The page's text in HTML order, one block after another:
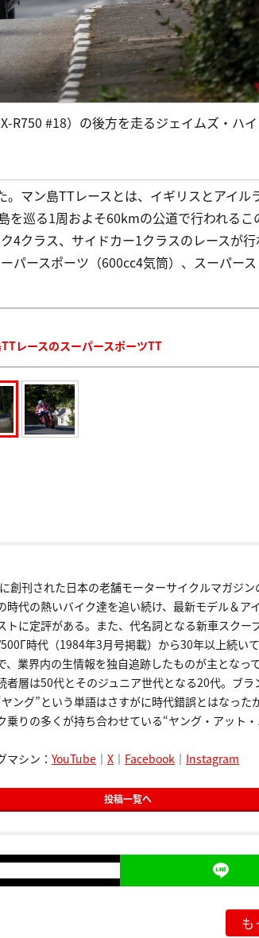
R750 #18）の後方を走るジェイムズ・ハ
マン島TTレースとは、イギリスとアイル
を巡る1周およそ60kmの公道で行われるこ
4クラス、サイドカー1クラスのレースが行
パースポーツ（600cc4気筒）、スーパー
レースのスーパースポーツTT
創刊された日本の老舗モーターサイクルマガジン
時代の熱いバイク達を追い続け、最新モデル＆ア
トに定評がある。また、代名詞となる新車スクー
時代（1984年3月号掲載）から30年以上続い
、業界内の生情報を独自追跡したものが主となって
者層は50代とそのジュニア世代となる20代。ブラ
ヤング”という単語はさすがに時代錯誤とはなった
乗りの多くが持ち合わせている“ヤング・アット
シン： YouTube｜ X｜ Facebook ｜ Instagram
投稿一覧へ
も